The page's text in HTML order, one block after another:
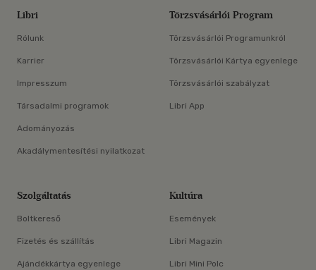
Libri
Rólunk
Karrier
Impresszum
Társadalmi programok
Adományozás
Akadálymentesítési nyilatkozat
Törzsvásárlói Program
Törzsvásárlói Programunkról
Törzsvásárlói Kártya egyenlege
Törzsvásárlói szabályzat
Libri App
Szolgáltatás
Boltkereső
Fizetés és szállítás
Ajándékkártya egyenlege
Kultúra
Események
Libri Magazin
Libri Mini Polc